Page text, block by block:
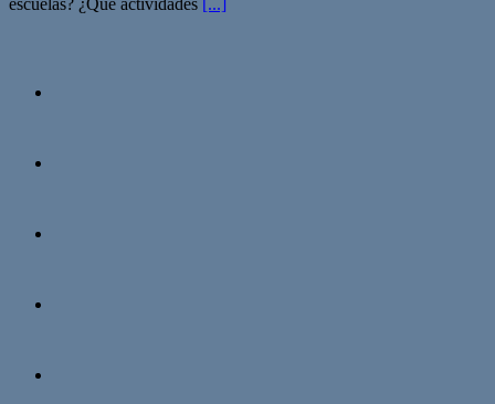
escuelas? ¿Qué actividades [...]